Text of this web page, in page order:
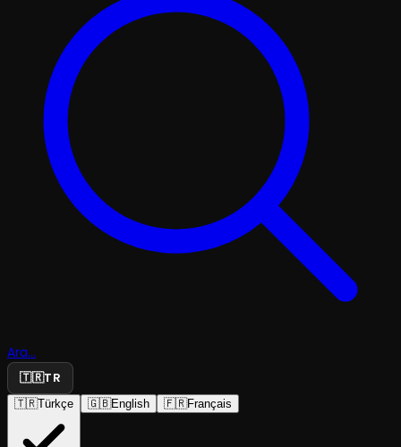
Ara...
🇹🇷TR
🇹🇷Türkçe 🇬🇧English 🇫🇷Français